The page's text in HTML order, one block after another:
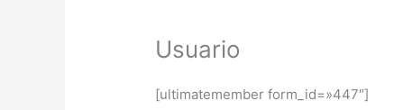
Usuario
[ultimatemember form_id=»447″]